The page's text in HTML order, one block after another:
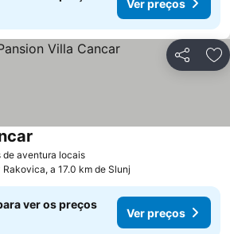
Ver preços
Partilhar
de aventura locais
Rakovica, a 17.0 km de Slunj
ver os preços
Ver preços